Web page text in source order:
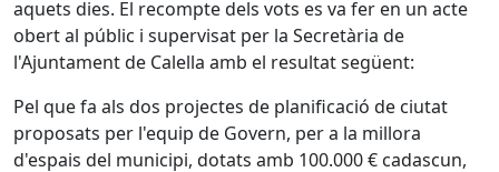
aquets dies. El recompte dels vots es va fer en un acte
obert al públic i supervisat per la Secretària de
l'Ajuntament de Calella amb el resultat següent:
Pel que fa als dos projectes de planificació de ciutat
proposats per l'equip de Govern, per a la millora
d'espais del municipi, dotats amb 100.000 € cadascun,